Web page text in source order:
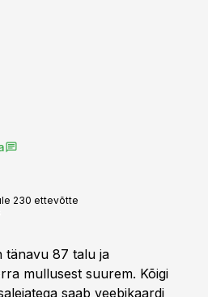
230 ettevõtte
tänavu 87 talu ja
mullusest suurem. Kõigi
saab veebikaardi